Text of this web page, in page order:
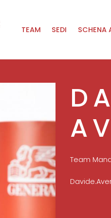
Main
TEAM SEDI SCHENA
Team